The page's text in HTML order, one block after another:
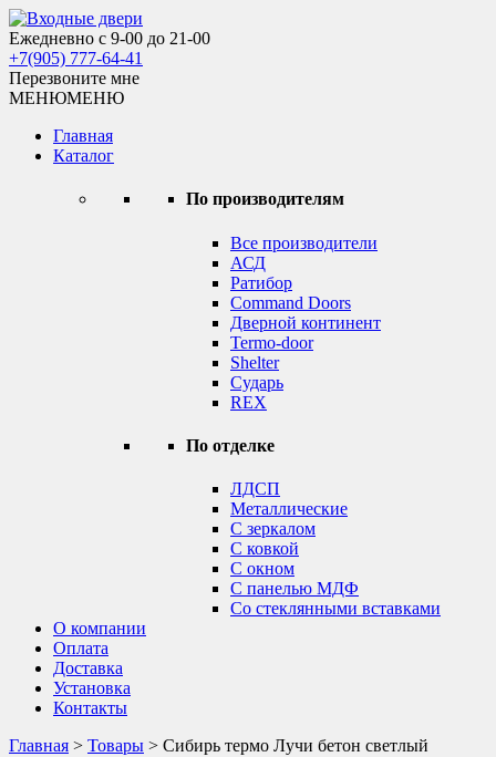
Skip
to
content
Входные двери
Ежедневно с 9-00 до 21-00
+7(905) 777-64-41
Перезвоните мне
МЕНЮМЕНЮ
Главная
Каталог
По производителям
Все производители
АСД
Ратибор
Command Doors
Дверной континент
Termo-door
Shelter
Сударь
REX
По отделке
ЛДСП
Металлические
С зеркалом
С ковкой
С окном
С панелью МДФ
Со стеклянными вставками
О компании
Оплата
Доставка
Установка
Контакты
Главная > Товары > Сибирь термо Лучи бетон светлый